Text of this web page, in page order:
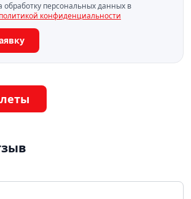
обработку персональных данных в
политикой конфиденциальности